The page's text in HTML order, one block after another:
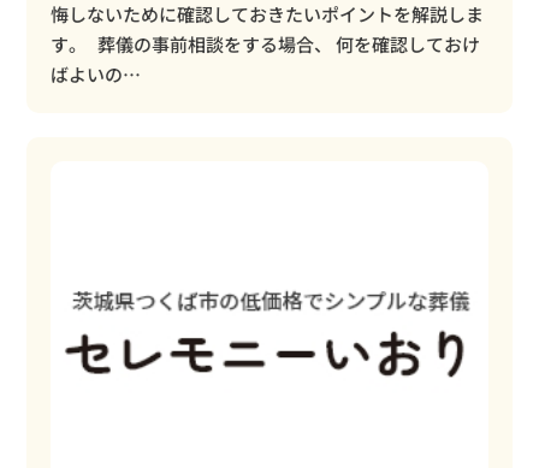
悔しないために確認しておきたいポイントを解説しま
す。 葬儀の事前相談をする場合、 何を確認しておけ
ばよいの…